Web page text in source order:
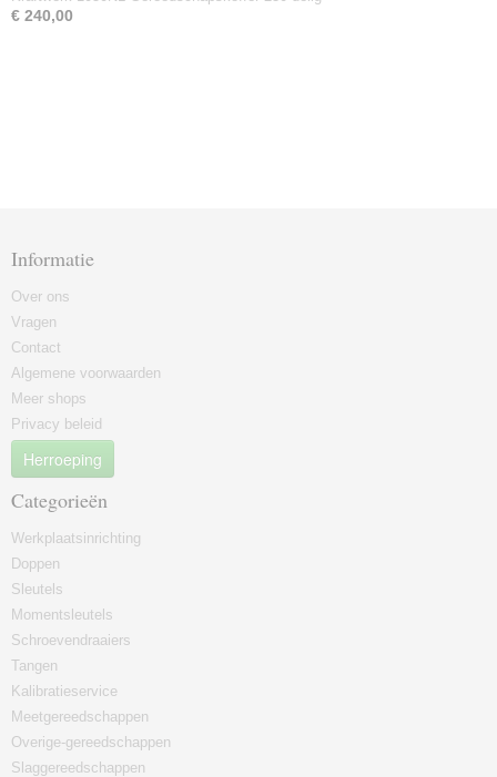
€ 240,00
Informatie
Over ons
Vragen
Contact
Algemene voorwaarden
Meer shops
Privacy beleid
Herroeping
Categorieën
Werkplaatsinrichting
Doppen
Sleutels
Momentsleutels
Schroevendraaiers
Tangen
Kalibratieservice
Meetgereedschappen
Overige-gereedschappen
Slaggereedschappen